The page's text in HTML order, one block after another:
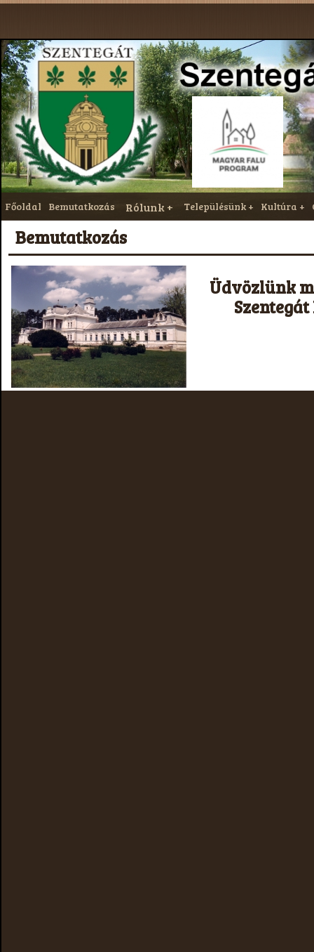
Főoldal Bemutatkozás Rólunk Településünk Kultúra
Bemutatkozás
Üdvözlünk